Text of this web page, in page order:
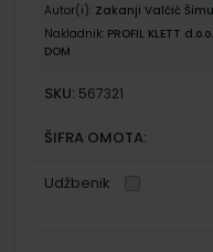
Autor(i): Zakanji Valčić
Nakladnik: PROFIL KLETT d.o.o.
DOM
SKU: 567321
ŠIFRA OMOTA:
Udžbenik